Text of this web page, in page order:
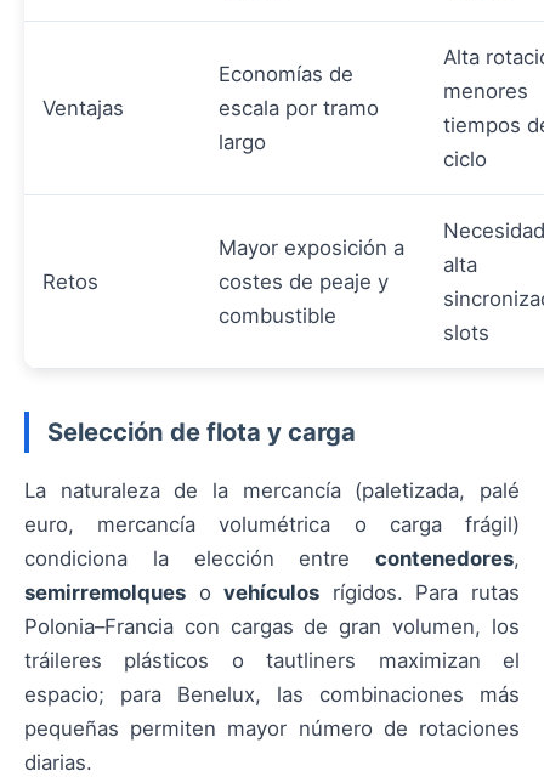
Ventajas
Economías de
escala por tramo
largo
Alta
menores
tiempos
ciclo
Retos
Mayor exposición a
costes de peaje y
combustible
alta
slots
Selección de flota y carga
La naturaleza de la mercancía (paletizada, palé
euro, mercancía volumétrica o carga frágil)
condiciona la elección entre contenedores,
semirremolques ovehículos rígidos. Para rutas
Polonia–Francia con cargas de gran volumen, los
tráileres plásticos o tautliners maximizan el
espacio; para Benelux, las combinaciones más
pequeñas permiten mayor número de rotaciones
diarias.